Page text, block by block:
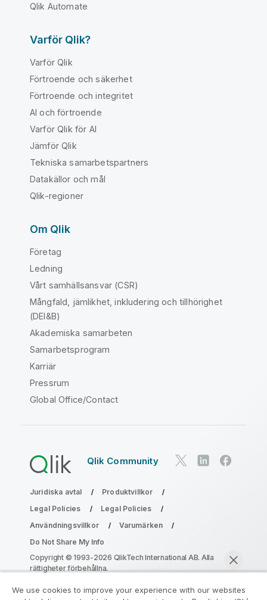
Qlik Automate
Varför Qlik?
Varför Qlik
Förtroende och säkerhet
Förtroende och integritet
AI och förtroende
Varför Qlik för AI
Jämför Qlik
Tekniska samarbetspartners
Datakällor och mål
Qlik-regioner
Om Qlik
Företag
Ledning
Vårt samhällsansvar (CSR)
Mångfald, jämlikhet, inkludering och tillhörighet
(DEI&B)
Akademiska samarbeten
Samarbetsprogram
Karriär
Pressrum
Global Office/Contact
Qlik Community
Juridiska avtal
Produktvillkor
Legal Policies
Legal Policies
Användningsvillkor
Varumärken
Do Not Share My Info
Copyright © 1993-2026 QlikTech International AB. Alla
rättigheter förbehållna.
We use cookies to improve your experience with our websites